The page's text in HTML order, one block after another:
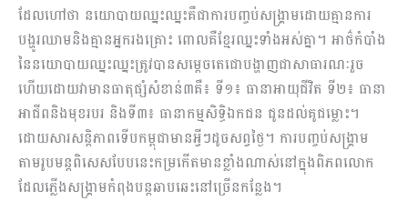
ដែលហៅថា នយោបាយឈ្នះឈ្នះគឺជាការបញ្ចប់សង្គ្រាមដោយគ្មានការ
បង្ហូរឈាមនិងគ្មានអ្នករងគ្រោះ ពោលគឺខ្មែរឈ្នះទាំងអស់គ្នា។ អាថ៌កំបាំង
នៃនយោបាយឈ្នះឈ្នះត្រូវបានសម្តេចតេជោបង្ហាញជាសាធារណៈរួច
ហើយដោយវាមានធាតុផ្សំសំខាន់៣គឺ៖ ទី១៖ ធានាអាយុជីវិត ទី២៖ ធានា
អាជីពនិងមុខរបរ និងទី៣៖ ធានាកម្មសិទ្ធិឯកជន ជូនដល់គូជម្លោះ។
ដោយសារសន្តិភាពទើបកម្ពុជាមានអ្វីៗដូចសព្វថ្ងៃ។ ការបញ្ចប់សង្គ្រាម
តាមរូបមន្តពិសេសបែបនេះកម្រកើតមានខ្លាំងណាស់នៅក្នុងពិភពលោក
ដែលភ្លើងសង្គ្រាមកំពុងបន្តឆាបឆេះនៅច្រើនកន្លែង។